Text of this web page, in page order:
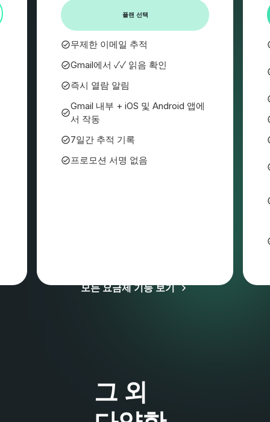
플랜 선택
무제한 이메일 추적
Gmail에서 ✓✓ 읽음 확인
즉시 열람 알림
Gmail 내부 + iOS 및 Android 앱에
서 작동
7일간 추적 기록
프로모션 서명 없음
모든 요금제 기능 보기
그 외